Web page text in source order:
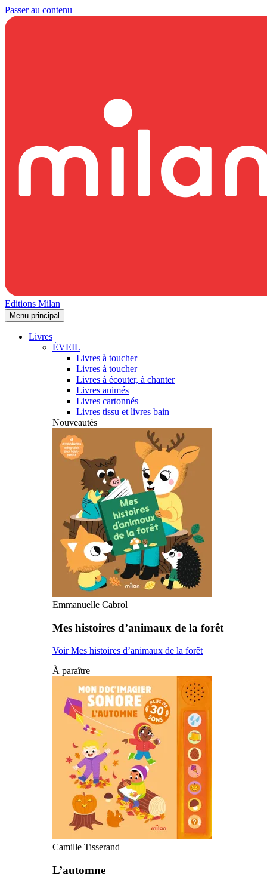
Passer au contenu
Editions Milan
Menu principal
Livres
ÉVEIL
Livres à toucher
Livres à toucher
Livres à écouter, à chanter
Livres animés
Livres cartonnés
Livres tissu et livres bain
Nouveautés
Emmanuelle Cabrol
Mes histoires d’animaux de la forêt
Voir Mes histoires d’animaux de la forêt
À paraître
Camille Tisserand
L’automne